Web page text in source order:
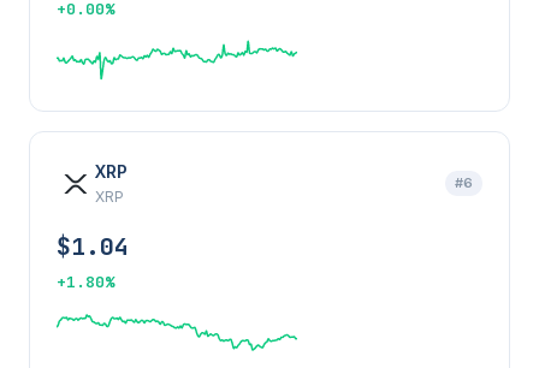
+0.00%
XRP
XRP
#6
$1.04
+1.80%